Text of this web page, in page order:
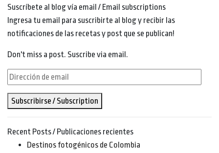
Suscríbete al blog vía email / Email subscriptions
Ingresa tu email para suscribirte al blog y recibir las
notificaciones de las recetas y post que se publican!
Don't miss a post. Suscribe via email.
Dirección
email
Subscribirse / Subscription
Recent Posts / Publicaciones recientes
Destinos fotogénicos de Colombia